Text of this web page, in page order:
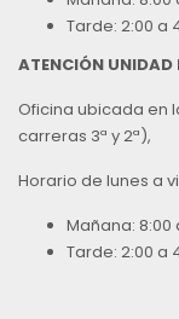
Tarde: 2:00 a
ATENCIÓN UNIDAD
Oficina ubicada en
carreras 3ª y 2ª),
Horario de lunes a
Mañana: 8:00
Tarde: 2:00 a